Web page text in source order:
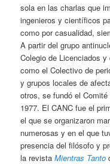
sola en las charlas que
ingenieros y científicos
como por casualidad,
A partir del grupo
Colegio de Licenciados
como el Colectivo de
y grupos locales de
otros, se fundó el
1977. El CANC fue el
el que se organizaron
numerosas y en el que
presencia del filósofo y
la revistaMientras Tanto